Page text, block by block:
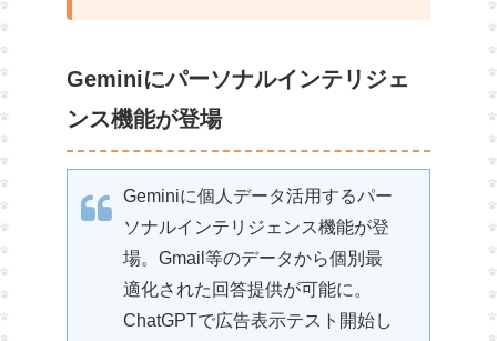
Geminiにパーソナルインテリジェ
ンス機能が登場
Geminiに個人データ活用するパー
ソナルインテリジェンス機能が登
場。Gmail等のデータから個別最
適化された回答提供が可能に。
ChatGPTで広告表示テスト開始し